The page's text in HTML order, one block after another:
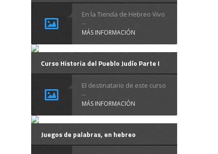
En la Tienda de Hebreo Vivo
...
MÁS INFORMACIÓN
Curso Historia del Pueblo Judío Parte I
El destinatario de este curso
...
MÁS INFORMACIÓN
Juegos de palabras, en hebreo